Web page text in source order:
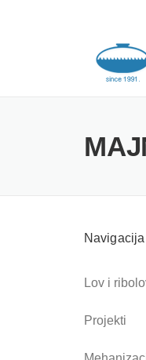
Navigacija
Lov i
Projekti